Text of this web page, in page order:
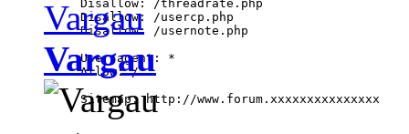
Disallow: /threadrate.php
Disallow: /usercp.php
Disallow: /usernote.php
User-agent: *
Allow: /
Sitemap: http://www.forum.xxxxxxxxxxxxxxx
Vargau